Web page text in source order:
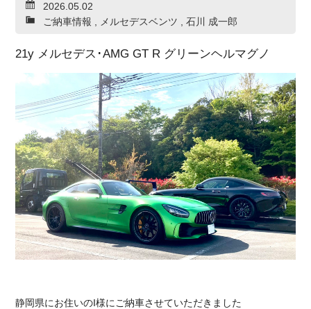
アフターサービス
インフォメーション
トップランク・マガジン
採用情報
2026.05.02
ご納車情報 , メルセデスベンツ , 石川 成一郎
21y メルセデス･AMG GT R グリーンヘルマグノ
静岡県にお住いのI様にご納車させていただきました